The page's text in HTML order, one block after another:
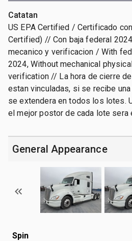
Catatan
US EPA Certified / Certificado
Certified) // Con baja federal
mecanico y verificacion / With
2024, Without mechanical
verification // La hora de cierre
estan vinculadas, si se recibe
se extendera en todos los lotes.
el mejor postor de cada lote sera
General Appearance
Spin